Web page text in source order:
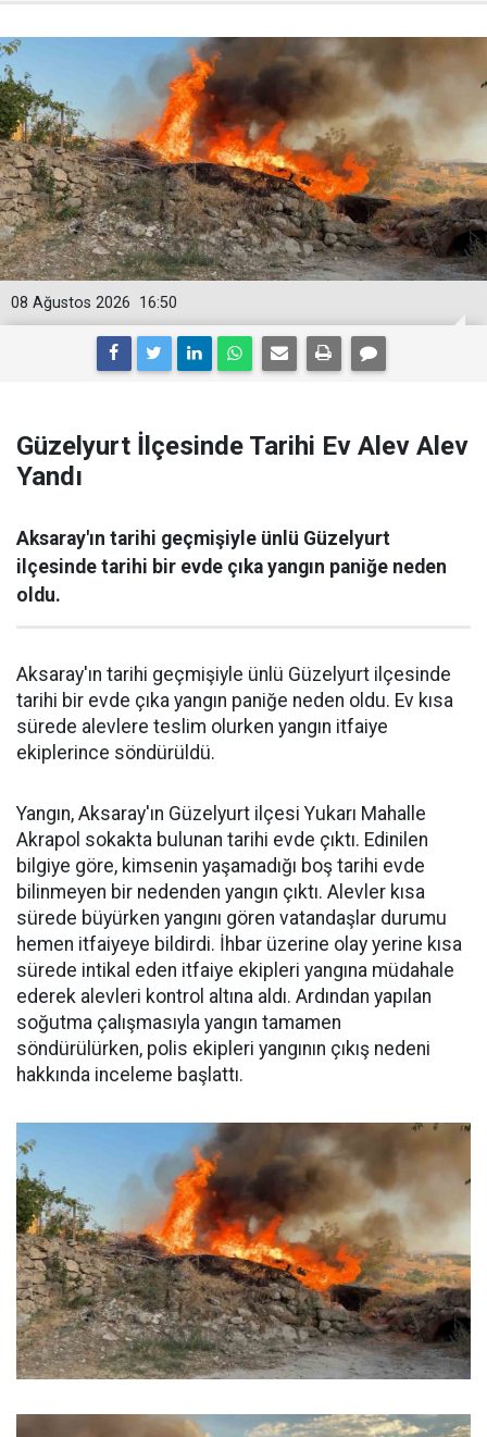
16:50
08 Ağustos 2026
Güzelyurt İlçesinde Tarihi Ev Alev Alev
Yandı
Aksaray'ın tarihi geçmişiyle ünlü Güzelyurt
ilçesinde tarihi bir evde çıka yangın paniğe neden
oldu.
Aksaray'ın tarihi geçmişiyle ünlü Güzelyurt ilçesinde
tarihi bir evde çıka yangın paniğe neden oldu. Ev kısa
sürede alevlere teslim olurken yangın itfaiye
ekiplerince söndürüldü.
Yangın, Aksaray'ın Güzelyurt ilçesi Yukarı Mahalle
Akrapol sokakta bulunan tarihi evde çıktı. Edinilen
bilgiye göre, kimsenin yaşamadığı boş tarihi evde
bilinmeyen bir nedenden yangın çıktı. Alevler kısa
sürede büyürken yangını gören vatandaşlar durumu
hemen itfaiyeye bildirdi. İhbar üzerine olay yerine kısa
sürede intikal eden itfaiye ekipleri yangına müdahale
ederek alevleri kontrol altına aldı. Ardından yapılan
soğutma çalışmasıyla yangın tamamen
söndürülürken, polis ekipleri yangının çıkış nedeni
hakkında inceleme başlattı.